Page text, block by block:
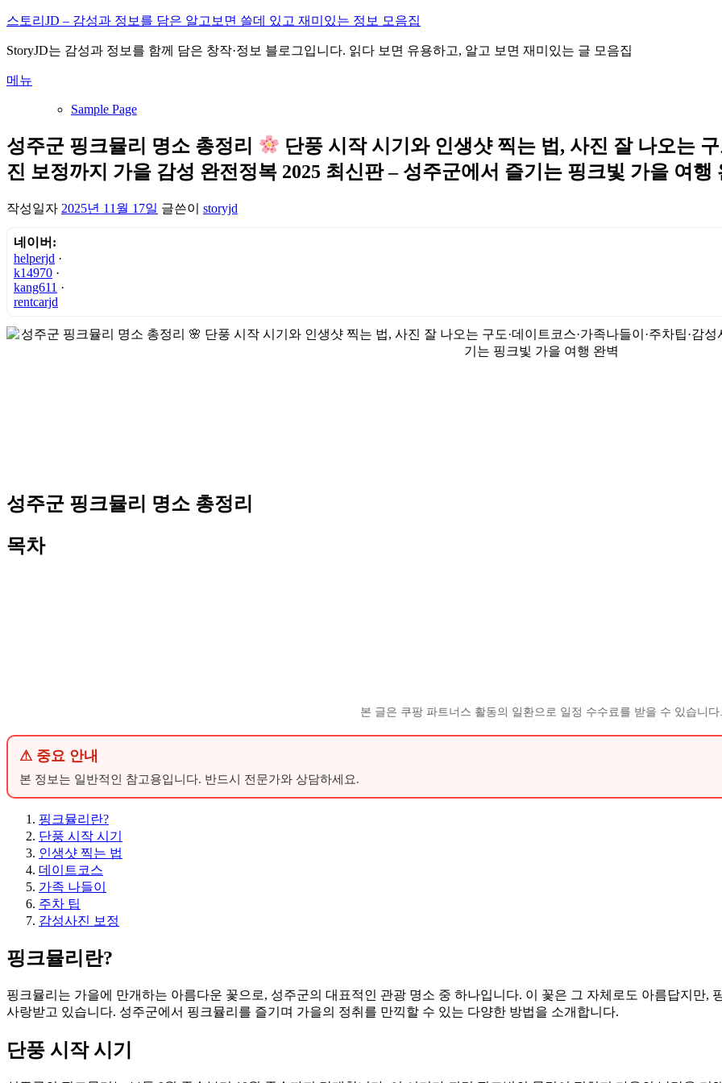
내
으
바
기
스토리JD – 감성과 정보를 담은 알고보면 쓸데 있고 재미있는 정보 모음집
StoryJD는 감성과 정보를 함께 담은 창작·정보 블로그입니다. 읽다 보면 유용하고, 알고 보면 재미있는 글 모음집
메뉴
Sample Page
성주군 핑크뮬리 명소 총정리
단풍 시작 시기와 인생샷 찍는 법, 사진 잘 나오는
진 보정까지 가을 감성 완전정복 2025 최신판 – 성주군에서 즐기는 핑크빛 가을 여행
작성일자 2025년 11월 17일 글쓴이 storyjd
네이버:
helperjd ·
k14970 ·
kang611 ·
rentcarjd
성주군 핑크뮬리 명소 총정리
목차
본 글은 쿠팡 파트너스 활동의 일환으로 일정 수수료를 받을 수 있습니다.
⚠ 중요 안내
본 정보는 일반적인 참고용입니다. 반드시 전문가와 상담하세요.
핑크뮬리란?
단풍 시작 시기
인생샷 찍는 법
데이트코스
가족 나들이
주차 팁
감성사진 보정
핑크뮬리란?
핑크뮬리는 가을에 만개하는 아름다운 꽃으로, 성주군의 대표적인 관광 명소 중 하나입니다. 이 꽃은 그 자체로도 아름답지만,
사랑받고 있습니다. 성주군에서 핑크뮬리를 즐기며 가을의 정취를 만끽할 수 있는 다양한 방법을 소개합니다.
단풍 시작 시기